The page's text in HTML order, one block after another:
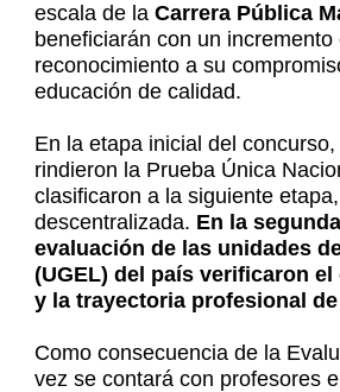
escala de la Carrera Pública
beneficiarán con un
reconocimiento a su
educación de calidad.
En la etapa inicial del
rindieron la Prueba Única
clasificaron a la siguiente
descentralizada. En la
evaluación de las unidades
(UGEL) del país verificaron
y la trayectoria profesional
Como consecuencia de la
vez se contará con profesores